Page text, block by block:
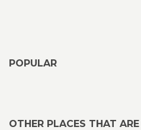
POPULAR
OTHER PLACES THAT